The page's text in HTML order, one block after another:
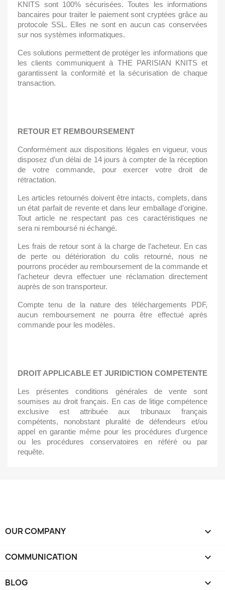
KNITS sont 100% sécurisées. Toutes les informations
bancaires pour traiter le paiement sont cryptées grâce au
protocole SSL. Elles ne sont en aucun cas conservées
sur nos systèmes informatiques.
Ces solutions permettent de protéger les informations que
les clients communiquent à THE PARISIAN KNITS et
garantissent la conformité et la sécurisation de chaque
transaction.
RETOUR ET REMBOURSEMENT
Conformément aux dispositions légales en vigueur, vous
disposez d’un délai de 14 jours à compter de la réception
de votre commande, pour exercer votre droit de
rétractation.
Les articles retournés doivent être intacts, complets, dans
un état parfait de revente et dans leur emballage d’origine.
Tout article ne respectant pas ces caractéristiques ne
sera ni remboursé ni échangé.
Les frais de retour sont à la charge de l’acheteur. En cas
de perte ou détérioration du colis retourné, nous ne
pourrons procéder au remboursement de la commande et
l’acheteur devra effectuer une réclamation directement
auprès de son transporteur.
Compte tenu de la nature des téléchargements PDF,
aucun remboursement ne pourra être effectué après
commande pour les modèles.
DROIT APPLICABLE ET JURIDICTION COMPETENTE
Les présentes conditions générales de vente sont
soumises au droit français. En cas de litige compétence
exclusive est attribuée aux tribunaux français
compétents, nonobstant pluralité de défendeurs et/ou
appel en garantie même pour les procédures d'urgence
ou les procédures conservatoires en référé ou par
requête.
OUR COMPANY 
COMMUNICATION 
BLOG 